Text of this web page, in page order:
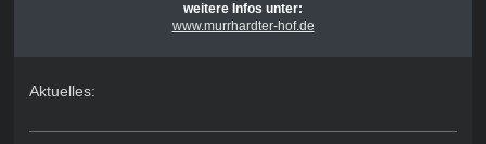
weitere Infos unter:
www.murrhardter-hof.de
Aktuelles: